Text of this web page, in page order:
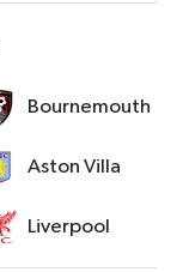
Bournemouth
Aston Villa
Liverpool